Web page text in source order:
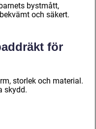
bystmått,
och säkert.
för
storlek och material.
skydd.